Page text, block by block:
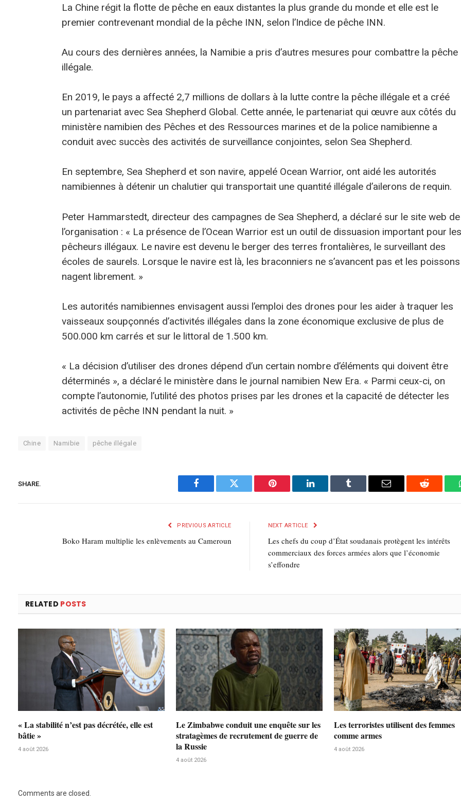
La Chine régit la flotte de pêche en eaux distantes la plus grande du monde et elle est le
premier contrevenant mondial de la pêche INN, selon l’Indice de pêche INN.
Au cours des dernières années, la Namibie a pris d’autres mesures pour combattre la pêche
illégale.
En 2019, le pays a affecté 2,7 millions de dollars à la lutte contre la pêche illégale et a créé
un partenariat avec Sea Shepherd Global. Cette année, le partenariat qui œuvre aux côtés du
ministère namibien des Pêches et des Ressources marines et de la police namibienne a
conduit avec succès des activités de surveillance conjointes, selon Sea Shepherd.
En septembre, Sea Shepherd et son navire, appelé Ocean Warrior, ont aidé les autorités
namibiennes à détenir un chalutier qui transportait une quantité illégale d’ailerons de requin.
Peter Hammarstedt, directeur des campagnes de Sea Shepherd, a déclaré sur le site web de
l’organisation : « La présence de l’Ocean Warrior est un outil de dissuasion important pour les
pêcheurs illégaux. Le navire est devenu le berger des terres frontalières, le surveillant des
écoles de saurels. Lorsque le navire est là, les braconniers ne s’avancent pas et les poissons
nagent librement. »
Les autorités namibiennes envisagent aussi l’emploi des drones pour les aider à traquer les
vaisseaux soupçonnés d’activités illégales dans la zone économique exclusive de plus de
500.000 km carrés et sur le littoral de 1.500 km.
« La décision d’utiliser des drones dépend d’un certain nombre d’éléments qui doivent être
déterminés », a déclaré le ministère dans le journal namibien New Era. « Parmi ceux-ci, on
compte l’autonomie, l’utilité des photos prises par les drones et la capacité de détecter les
activités de pêche INN pendant la nuit. »
Chine Namibie pêche illégale
SHARE.
Facebook Twitter Pinterest LinkedIn Tumblr
E-
Reddit
PREVIOUS ARTICLE
Boko Haram multiplie les enlèvements au Cameroun
NEXT ARTICLE
Les chefs du coup d’État soudanais protègent les intérêts
commerciaux des forces armées alors que l’économie
s’effondre
RELATED POSTS
« La stabilité n’est pas décrétée, elle est
bâtie »
4 août 2026
Le Zimbabwe conduit une enquête sur les
stratagèmes de recrutement de guerre de
la Russie
4 août 2026
Les terroristes utilisent des femmes
comme armes
4 août 2026
Comments are closed.